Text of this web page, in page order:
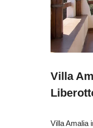
Villa
Villa Amalia